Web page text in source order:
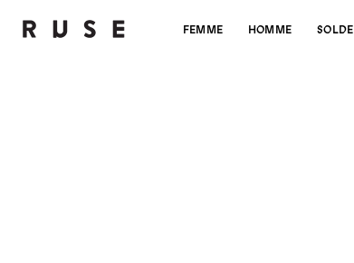
FEMME HOMME SOLDE